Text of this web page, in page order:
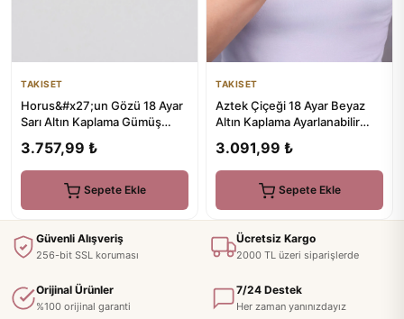
TAKISET
Horus&#x27;un Gözü 18 Ayar
Sarı Altın Kaplama Gümüş
3.757,99 ₺
Sepete Ekle
TAKISET
Aztek Çiçeği 18 Ayar Beyaz
Altın Kaplama Ayarlanabilir
3.091,99 ₺
Sepete Ekle
Güvenli Alışveriş
256-bit SSL koruması
Ücretsiz Kargo
2000 TL üzeri siparişlerde
Orijinal Ürünler
%100 orijinal garanti
7/24 Destek
Her zaman yanınızdayız